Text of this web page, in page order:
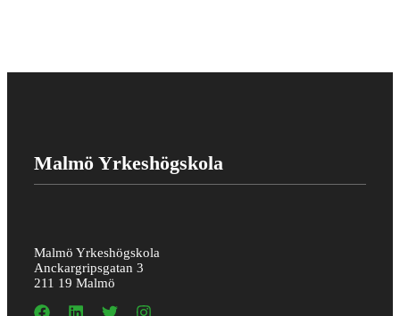
Malmö Yrkeshögskola
Malmö Yrkeshögskola
Anckargripsgatan 3
211 19 Malmö